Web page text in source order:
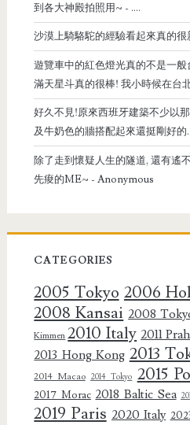
到各大神殿拍照用~ - ....
沙漠上騎駱駝的經驗看起來真的很
遊覽車中的紅色燈光真的不是一
滿天星斗真的很棒! 我小時候在台
好久不見!原來西班牙建築不少以
及牛奶色的牆搭配起來還挺剛好的.
除了走到懷疑人生的隧道, 還有遙
先痠的ME~ - Anonymous
CATEGORIES
2005 Tokyo 2006
2008 Kansai 2008
Kimmen 2010 Italy 2011
2013 Hong Kong 2013
2014 Macao 2014 Tokyo 2015
2017 Morac 2018 Baltic Sea
2019 Paris 2020 Italy